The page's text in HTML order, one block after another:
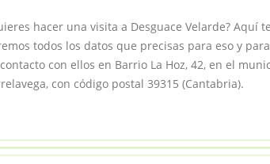
hacer una visita a Desguace Velarde? Aquí te
todos los datos que precisas para eso y
con ellos en Barrio La Hoz, 42, en el
con código postal 39315 (Cantabria).